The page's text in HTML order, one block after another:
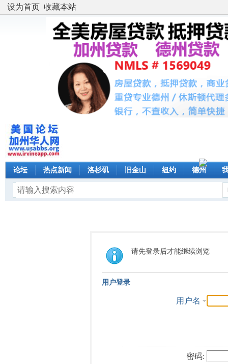
设为首页 收藏本站
论坛 热点新闻 洛杉矶 旧金山 纽约 德州
请先登录后才能继续浏览
用户登录
用户名
密码: